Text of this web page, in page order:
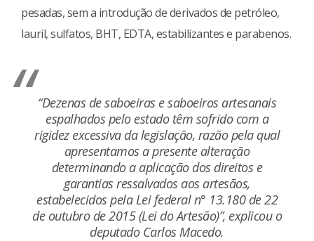
pesadas, sem a introdução de derivados de petróleo,
lauril, sulfatos, BHT, EDTA, estabilizantes e parabenos.
“Dezenas de saboeiras e saboeiros artesanais
espalhados pelo estado têm sofrido com a
rigidez excessiva da legislação, razão pela qual
apresentamos a presente alteração
determinando a aplicação dos direitos e
garantias ressalvados aos artesãos,
estabelecidos pela Lei federal n° 13.180 de 22
de outubro de 2015 (Lei do Artesão)”, explicou o
deputado Carlos Macedo.